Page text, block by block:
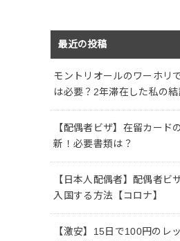
最近の投稿
モントリオールのワーホリ
は必要？2年滞在した私の結
【配偶者ビザ】在留カード
新！必要書類は？
【日本人配偶者】配偶者ビ
入国する方法【コロナ】
【激安】15日で100円のレ